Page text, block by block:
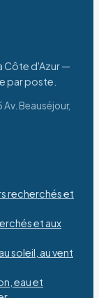
Côte d'Azur —
par poste.
Av. Beauséjour,
recherchés et
et aux
soleil, au vent
eau et